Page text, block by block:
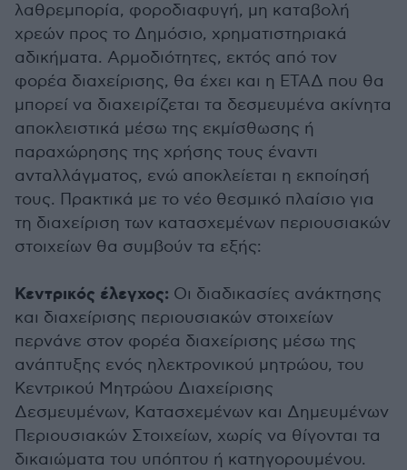
λαθρεμπορία, φοροδιαφυγή, μη καταβολή
χρεών προς το Δημόσιο, χρηματιστηριακά
αδικήματα. Αρμοδιότητες, εκτός από τον
φορέα διαχείρισης, θα έχει και η ΕΤΑΔ που θα
μπορεί να διαχειρίζεται τα δεσμευμένα ακίνητα
αποκλειστικά μέσω της εκμίσθωσης ή
παραχώρησης της χρήσης τους έναντι
ανταλλάγματος, ενώ αποκλείεται η εκποίησή
τους. Πρακτικά με το νέο θεσμικό πλαίσιο για
τη διαχείριση των κατασχεμένων περιουσιακών
στοιχείων θα συμβούν τα εξής:
Κεντρικός έλεγχος: Οι διαδικασίες ανάκτησης
και διαχείρισης περιουσιακών στοιχείων
περνάνε στον φορέα διαχείρισης μέσω της
ανάπτυξης ενός ηλεκτρονικού μητρώου, του
Κεντρικού Μητρώου Διαχείρισης
Δεσμευμένων, Κατασχεμένων και Δημευμένων
Περιουσιακών Στοιχείων, χωρίς να θίγονται τα
δικαιώματα του υπόπτου ή κατηγορουμένου.